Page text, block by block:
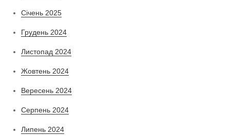
Січень 2025
Грудень 2024
Листопад 2024
Жовтень 2024
Вересень 2024
Серпень 2024
Липень 2024